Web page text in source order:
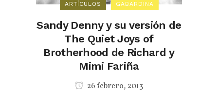
ARTÍCULOS GABARDINA
Sandy Denny y su versión de
The Quiet Joys of
Brotherhood de Richard y
Mimi Fariña
26 febrero, 2013